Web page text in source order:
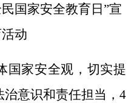
民国家安全教育日”宣
动
国家安全观，切实提
意识和责任担当， 4